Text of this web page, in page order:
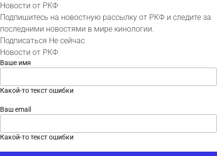
Новости от РКФ
Подпишитесь на новостную рассылку от РКФ и следите за
последними новостями в мире кинологии.
Подписаться Не сейчас
Новости от РКФ
Ваше имя
Какой-то текст ошибки
Ваш email
Какой-то текст ошибки